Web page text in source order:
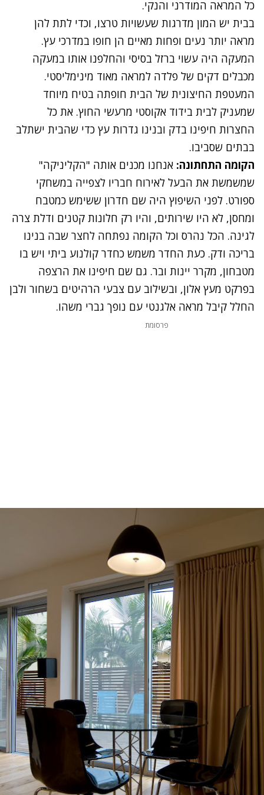
כל המראה המודרני והנקי.
בבית יש המון מדרגות שעשויות טרצו, וכדי לתת להן
מראה יותר נעים ופחות מאיים הן חופו במדרכי עץ.
המעקה היה עשוי ברזל בסיסי והחלפנו אותו במעקה
מכבלים דקים של פלדה למראה מאוד מינימליסטי.
המעטפת החיצונית של הבית חופתה בטיח מיוחד
שמעניק לבית בידוד אקוסטי מרעשי החוץ. את כל
החצרות חיפינו בדק ובנינו גדרות עץ כדי שהבית ישתלב
בבתים שסביבו.
הקומה התחתונה: אנחנו מכנים אותה "הקליניקה"
שמשמשת את הבעל לאירוח חבריו לצפייה במשחקי
ספורט. לפני השיפוץ היה שם חדרון ששימש כמטבח
ומחסן, לא היו שירותים, והיו רק חלונות קטנים ודלת צרה
לגינה. הכל נהרס וכל הקומה נפתחה לחצר שבה בנינו
בריכה ודק. כעת החדר משמש כחדר קולנוע ביתי ויש בו
מטבחון, מקרר יינות ובר. גם שם חיפינו את הרצפה
בפרקט מעץ אלון, ובשילוב עם צבעי הרהיטים בשחור ולבן
החלל קיבל מראה אלגנטי עם נופך גברי משהו.
פרסומת